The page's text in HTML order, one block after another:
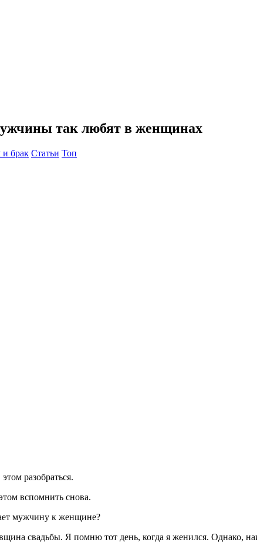
так любят в женщинах
и брак Статьи Топ
разобраться.
вспомнить снова.
мужчину к женщине?
свадьбы. Я помню тот день, когда я женился. Однако,